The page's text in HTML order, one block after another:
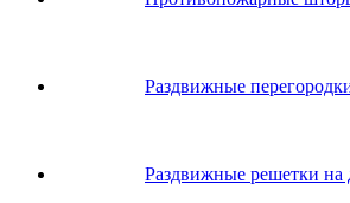
Раздвижные
Раздвижные решетки на